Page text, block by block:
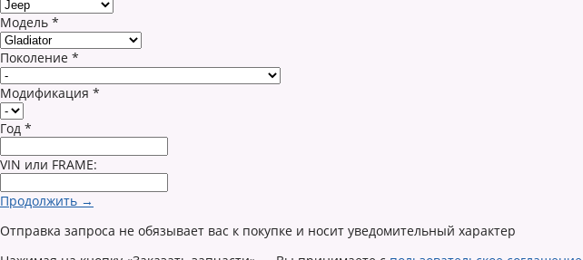
Модель *
Поколение *
Модификация *
Год *
VIN или FRAME:
Продолжить →
Отправка запроса не обязывает вас к покупке и носит уведомительный характер